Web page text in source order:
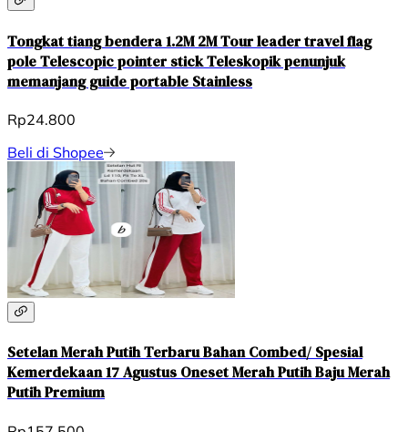
Tongkat tiang bendera 1.2M 2M Tour leader travel flag
pole Telescopic pointer stick Teleskopik penunjuk
memanjang guide portable Stainless
Rp24.800
Beli di Shopee
Setelan Merah Putih Terbaru Bahan Combed/ Spesial
Kemerdekaan 17 Agustus Oneset Merah Putih Baju Merah
Putih Premium